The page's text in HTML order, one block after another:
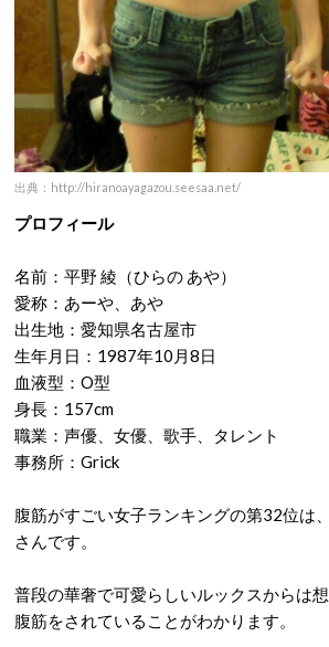
出典：http://hiranoayagazou.seesaa.net/
プロフィール
名前：平野 綾（ひらの あや）
愛称：あーや、あや
出生地：愛知県名古屋市
生年月日：1987年10月8日
血液型：O型
身長：157cm
職業：声優、女優、歌手、タレント
事務所：Grick
腹筋がすごい女子ランキングの第32位は
さんです。
普段の華奢で可愛らしいルックスからは
腹筋をされていることがわかります。